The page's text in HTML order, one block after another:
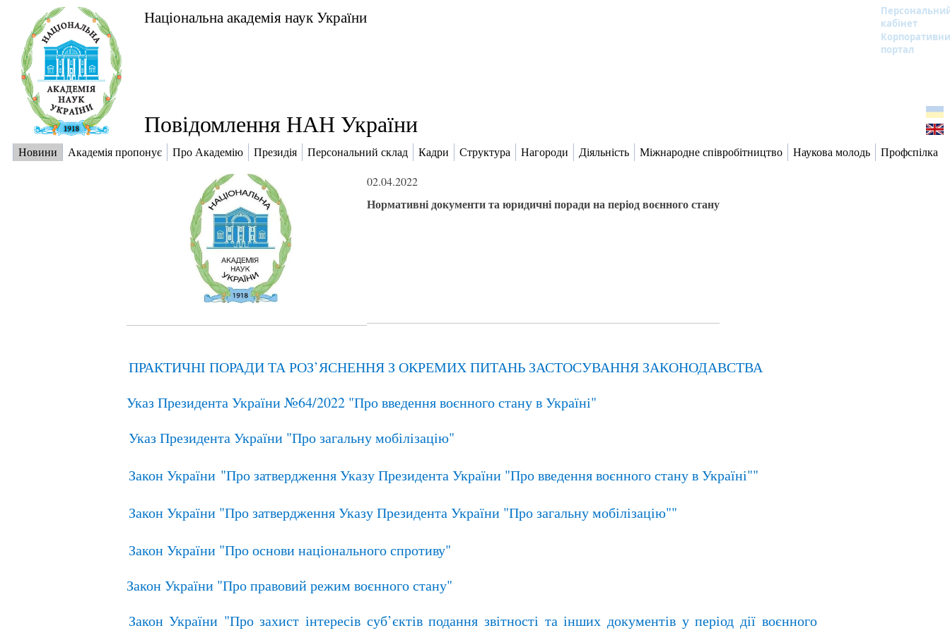
Національна академія наук України
кабінет
портал
Повідомлення НАН України
Новини Академія пропонує Про Академію Президія Персональний склад Кадри Структура Нагороди Діяльність Міжнародне співробітництво Наукова молодь Профспілка
02.04.2022
Нормативні документи та юридичні поради на період воєнного стану
ПРАКТИЧНІ ПОРАДИ ТА РОЗ’ЯСНЕННЯ З ОКРЕМИХ ПИТАНЬ ЗАСТОСУВАННЯ ЗАКОНОДАВСТВА
Указ Президента України №64/2022 "Про введення воєнного стану в Україні"
Указ Президента України "Про загальну мобілізацію"
Закон України "Про затвердження Указу Президента України "Про введення воєнного стану в Україні""
Закон України "Про затвердження Указу Президента України "Про загальну мобілізацію""
Закон України "Про основи національного спротиву"
Закон України "Про правовий режим воєнного стану"
Закон України "Про захист інтересів суб’єктів подання звітності та інших документів у період дії воєнного